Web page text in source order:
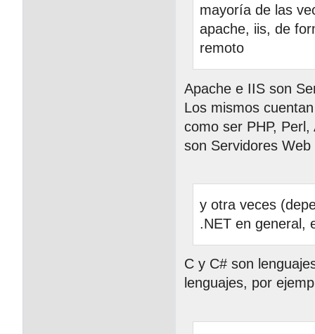
mayoría de las
apache, iis, de
remoto
Apache e IIS son
Los mismos
como ser PHP,
son Servidores Web
y otra veces
.NET en general,
C y C# son
lenguajes, por